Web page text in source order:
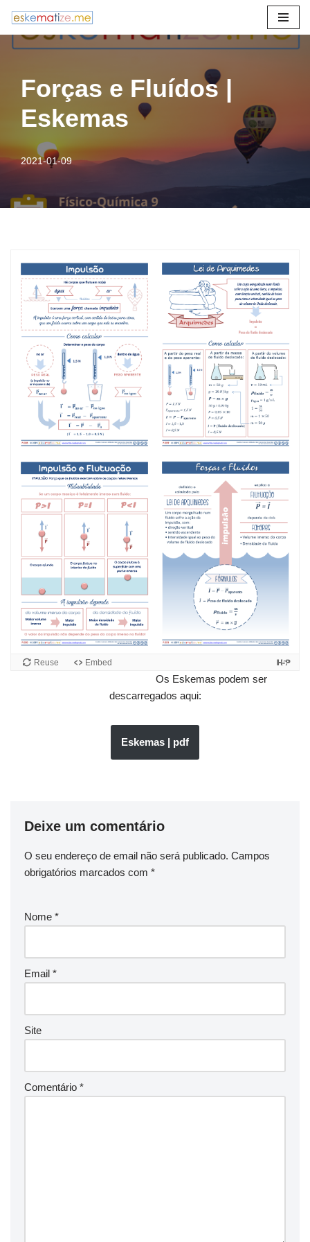
Avançar
conteúdo
Forças e Fluídos |
Eskemas
2021-01-09
Reuse Embed
Os Eskemas podem ser
descarregados aqui:
Eskemas | pdf
Deixe um comentário
O seu endereço de email não será publicado. Campos
obrigatórios marcados com *
Nome *
Email *
Site
Comentário *